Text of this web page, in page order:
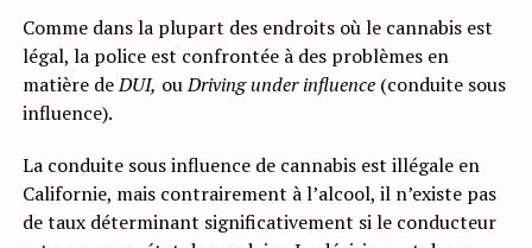
Comme dans la plupart des endroits où le cannabis est
légal, la police est confrontée à des problèmes en
matière deDUI, ouDriving under influence(conduite sous
influence).
La conduite sous influence de cannabis est illégale en
Californie, mais contrairement à l’alcool, il n’existe pas
de taux déterminant significativement si le conducteur